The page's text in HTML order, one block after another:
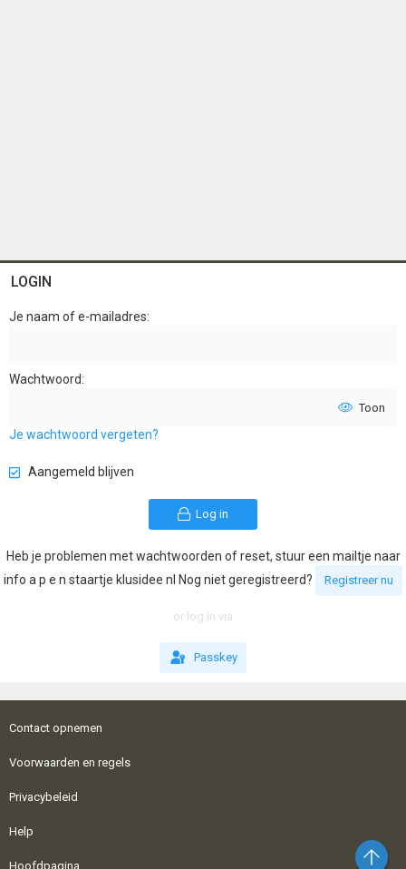
LOGIN
Je naam of e-mailadres
Wachtwoord
Toon
Je wachtwoord vergeten?
Aangemeld blijven
Log in
Heb je problemen met wachtwoorden of reset, stuur een mailtje naar
info a p e n staartje klusidee nl Nog niet geregistreerd?
Registreer nu
or log in via
Passkey
Contact opnemen
Voorwaarden en regels
Privacybeleid
Help
Hoofdpagina